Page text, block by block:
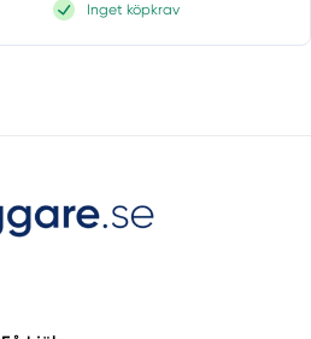
Inget köpkrav